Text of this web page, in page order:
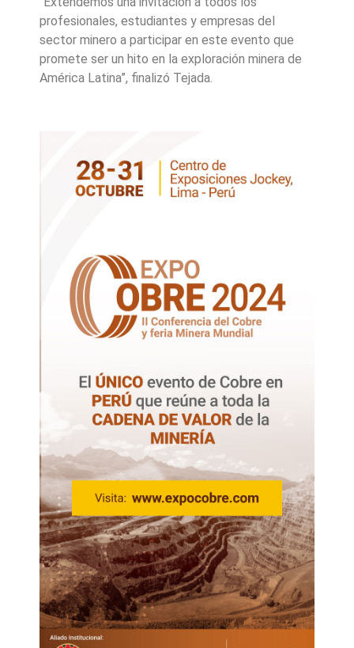
profesionales, estudiantes y empresas del
sector minero a participar en este evento que
promete ser un hito en la exploración minera de
América Latina”, finalizó Tejada.